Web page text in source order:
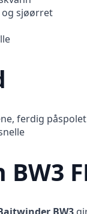
sjøørret
ferdig
BW3